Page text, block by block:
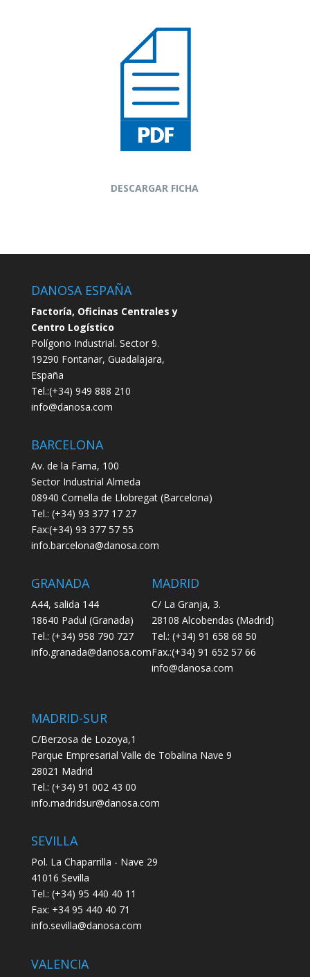
DESCARGAR FICHA
DANOSA ESPAÑA
Factoría, Oficinas Centrales y
Centro Logístico
Polígono Industrial. Sector 9.
19290 Fontanar, Guadalajara,
España
Tel.:(+34) 949 888 210
info@danosa.com
BARCELONA
Av. de la Fama, 100
Sector Industrial Almeda
08940 Cornella de Llobregat (Barcelona)
Tel.: (+34) 93 377 17 27
Fax:(+34) 93 377 57 55
info.barcelona@danosa.com
GRANADA
A44, salida 144
18640 Padul (Granada)
Tel.: (+34) 958 790 727
info.granada@danosa.com
MADRID
C/ La Granja, 3.
28108 Alcobendas (Madrid)
Tel.: (+34) 91 658 68 50
Fax.:(+34) 91 652 57 66
info@danosa.com
MADRID-SUR
C/Berzosa de Lozoya,1
Parque Empresarial Valle de Tobalina Nave 9
28021 Madrid
Tel.: (+34) 91 002 43 00
info.madridsur@danosa.com
SEVILLA
Pol. La Chaparrilla - Nave 29
41016 Sevilla
Tel.: (+34) 95 440 40 11
Fax: +34 95 440 40 71
info.sevilla@danosa.com
VALENCIA